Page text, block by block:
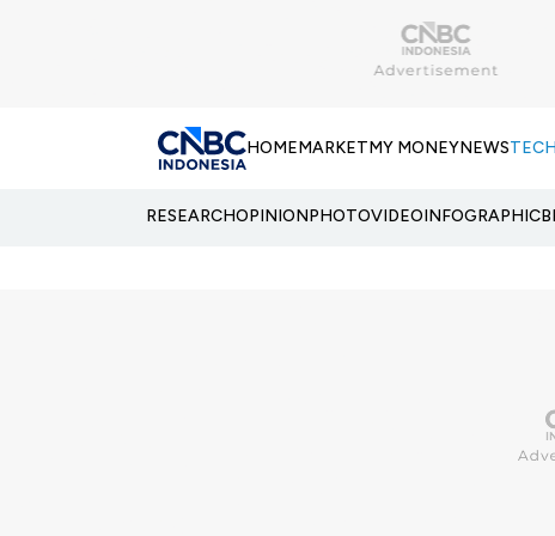
HOMEMARKETMY MONEYNEWSTECH
RESEARCHOPINIONPHOTOVIDEOINFOGRAPHIC